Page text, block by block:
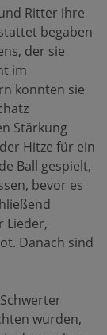
Ritter ihre
begaben
der sie
im
konnten sie
Stärkung
Hitze für ein
Ball gespielt,
bevor es
Lieder,
Danach sind
wurden,